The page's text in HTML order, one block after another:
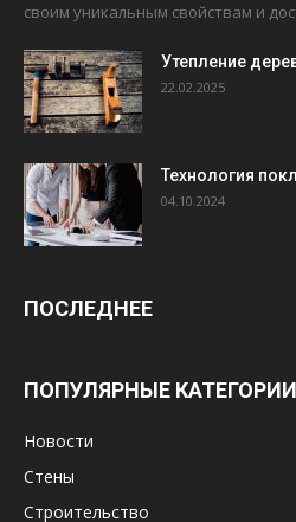
своим уникальным свойствам и
Утепление
22.02.2025
Технология
04.10.2024
ПОСЛЕДНЕЕ
ПОПУЛЯРНЫЕ КАТЕГОРИИ
Новости
Стены
Строительство